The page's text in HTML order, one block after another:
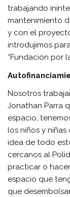
trabajando
mantenimiento
y con el
introdujimos
“Fundación por
Nosotros
Jonathan Parra
espacio,
los niños y
idea de todo
cercanos al
practicar o
espacio que
que